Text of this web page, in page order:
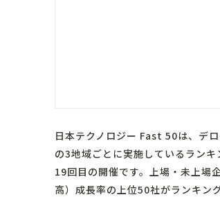
日本テクノロジー Fast 50は、デ
の3地域ごとに実施しているラン
19回目の開催です。上場・未上場
高）成長率の上位50社がランキン